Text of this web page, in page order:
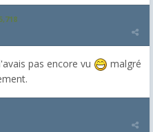
pas encore vu
malgré